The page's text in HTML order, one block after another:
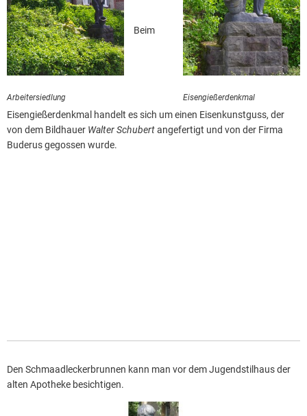
Eisengießerdenkmal
Arbeitersiedlung
Beim
Eisengießerdenkmal handelt es sich um einen Eisenkunstguss, der
von dem Bildhauer Walter Schubertangefertigt und von der Firma
Buderus gegossen wurde.
Den Schmaadleckerbrunnen kann man vor dem Jugendstilhaus der
alten Apotheke besichtigen.